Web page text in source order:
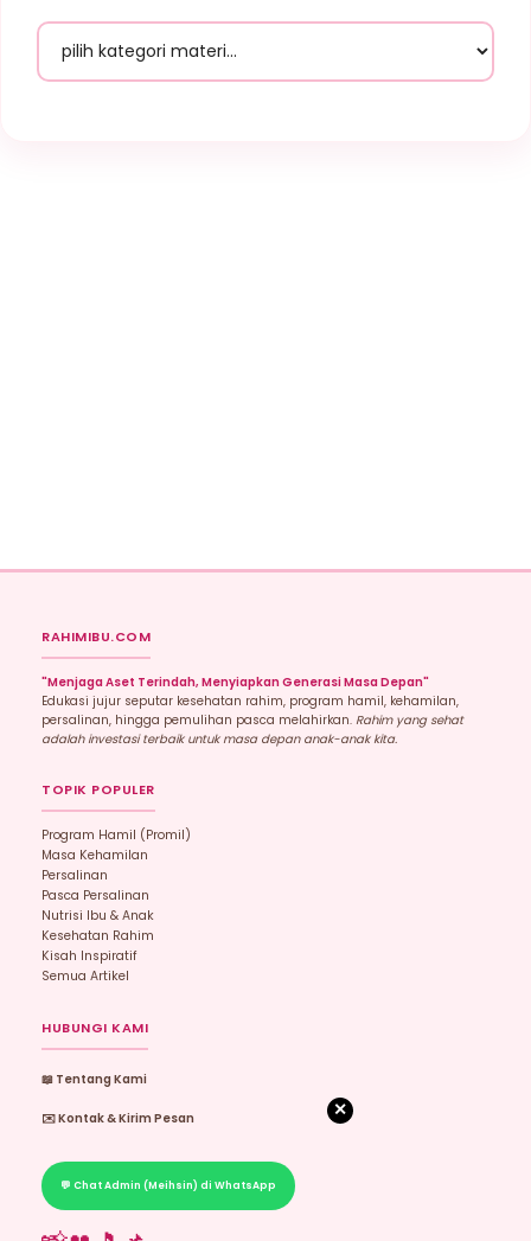
RAHIMIBU.COM
"Menjaga Aset Terindah, Menyiapkan Generasi Masa Depan"
Edukasi jujur seputar kesehatan rahim, program hamil, kehamilan,
persalinan, hingga pemulihan pasca melahirkan. Rahim yang sehat
adalah investasi terbaik untuk masa depan anak-anak kita.
TOPIK POPULER
Program Hamil (promil)
Masa Kehamilan
Persalinan
Pasca Persalinan
Nutrisi Ibu & Anak
Kesehatan Rahim
Kisah Inspiratif
Semua Artikel
HUBUNGI KAMI
📖 Tentang Kami
✉️ Kontak & Kirim Pesan
💬 Chat Admin (Meihsin) di WhatsApp
✕